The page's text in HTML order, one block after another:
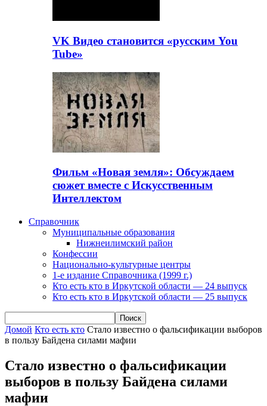
VK Видео становится «русским You
Tube»
Фильм «Новая земля»: Обсуждаем
сюжет вместе с Искусственным
Интеллектом
Справочник
Муниципальные образования
Нижнеилимский район
Конфессии
Национально-культурные центры
1-е издание Справочника (1999 г.)
Кто есть кто в Иркутской области — 24 выпуск
Кто есть кто в Иркутской области — 25 выпуск
Домой Кто есть кто Стало известно о фальсификации выборов
в пользу Байдена силами мафии
Стало известно о фальсификации
выборов в пользу Байдена силами
мафии